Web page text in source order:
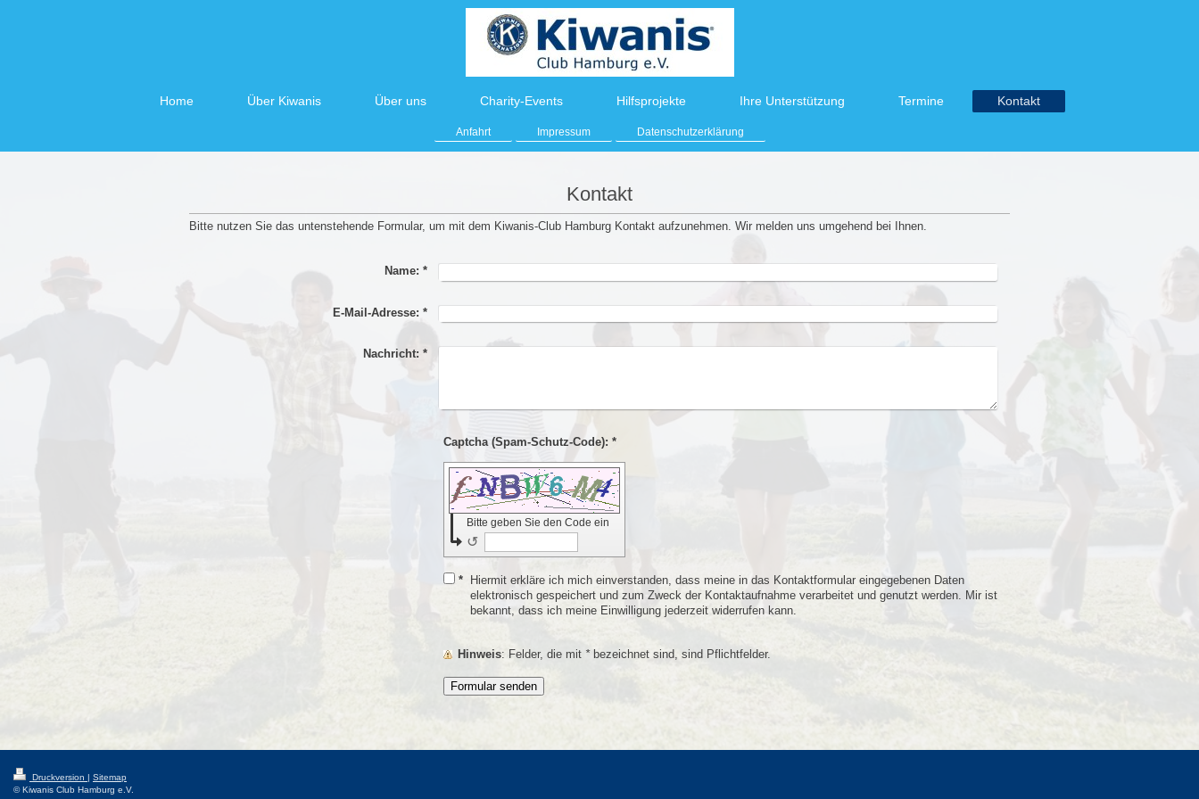
Home Über Kiwanis Über uns Charity-Events Hilfsprojekte Ihre Unterstützung Termine Kontakt
Anfahrt Impressum Datenschutzerklärung
Kontakt
Bitte nutzen Sie das untenstehende Formular, um mit dem Kiwanis-Club Hamburg Kontakt aufzunehmen. Wir melden uns umgehend bei Ihnen.
Name: *
E-Mail-Adresse: *
Nachricht: *
Captcha (Spam-Schutz-Code): *
Bitte geben Sie den Code ein
↺
*
Hiermit erkläre ich mich einverstanden, dass meine in das Kontaktformular eingegebenen Daten
elektronisch gespeichert und zum Zweck der Kontaktaufnahme verarbeitet und genutzt werden. Mir ist
bekannt, dass ich meine Einwilligung jederzeit widerrufen kann.
Hinweis : Felder, die mit *bezeichnet sind, sind Pflichtfelder.
Druckversion | Sitemap
© Kiwanis Club Hamburg e.V.